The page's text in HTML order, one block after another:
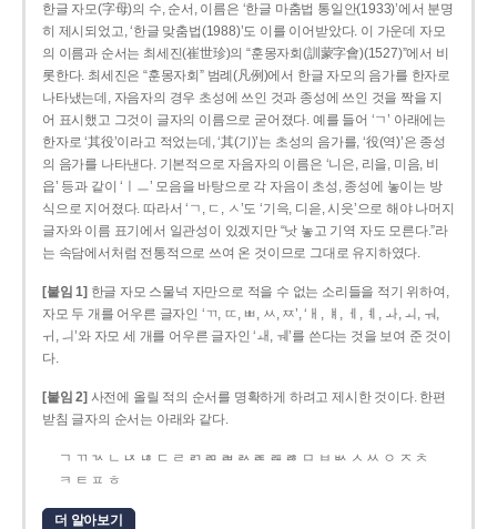
한글 자모(字母)의 수, 순서, 이름은 ‘한글 마춤법 통일안(1933)’에서 분명
히 제시되었고, ‘한글 맞춤법(1988)’도 이를 이어받았다. 이 가운데 자모
의 이름과 순서는 최세진(崔世珍)의 “훈몽자회(訓蒙字會)(1527)”에서 비
롯한다. 최세진은 “훈몽자회” 범례(凡例)에서 한글 자모의 음가를 한자로
나타냈는데, 자음자의 경우 초성에 쓰인 것과 종성에 쓰인 것을 짝을 지
어 표시했고 그것이 글자의 이름으로 굳어졌다. 예를 들어 ‘ㄱ’ 아래에는
한자로 ‘其役’이라고 적었는데, ‘其(기)’는 초성의 음가를, ‘役(역)’은 종성
의 음가를 나타낸다. 기본적으로 자음자의 이름은 ‘니은, 리을, 미음, 비
읍’ 등과 같이 ‘ㅣㅡ’ 모음을 바탕으로 각 자음이 초성, 종성에 놓이는 방
식으로 지어졌다. 따라서 ‘ㄱ, ㄷ, ㅅ’도 ‘기윽, 디읃, 시읏’으로 해야 나머지
글자와 이름 표기에서 일관성이 있겠지만 “낫 놓고 기역 자도 모른다.”라
는 속담에서처럼 전통적으로 쓰여 온 것이므로 그대로 유지하였다.
[붙임 1] 한글 자모 스물넉 자만으로 적을 수 없는 소리들을 적기 위하여,
자모 두 개를 어우른 글자인 ‘ㄲ, ㄸ, ㅃ, ㅆ, ㅉ’, ‘ㅐ, ㅒ, ㅔ, ㅖ, ㅘ, ㅚ, ㅝ,
ㅟ, ㅢ’와 자모 세 개를 어우른 글자인 ‘ㅙ, ㅞ’를 쓴다는 것을 보여 준 것이
다.
[붙임 2] 사전에 올릴 적의 순서를 명확하게 하려고 제시한 것이다. 한편
받침 글자의 순서는 아래와 같다.
ㄱ ㄲ ㄳ ㄴ ㄵ ㄶ ㄷ ㄹ ㄺ ㄻ ㄼ ㄽ ㄾ ㄿ ㅀ ㅁ ㅂ ㅄ ㅅ ㅆ ㅇ ㅈ ㅊ
ㅋ ㅌ ㅍ ㅎ
더 알아보기